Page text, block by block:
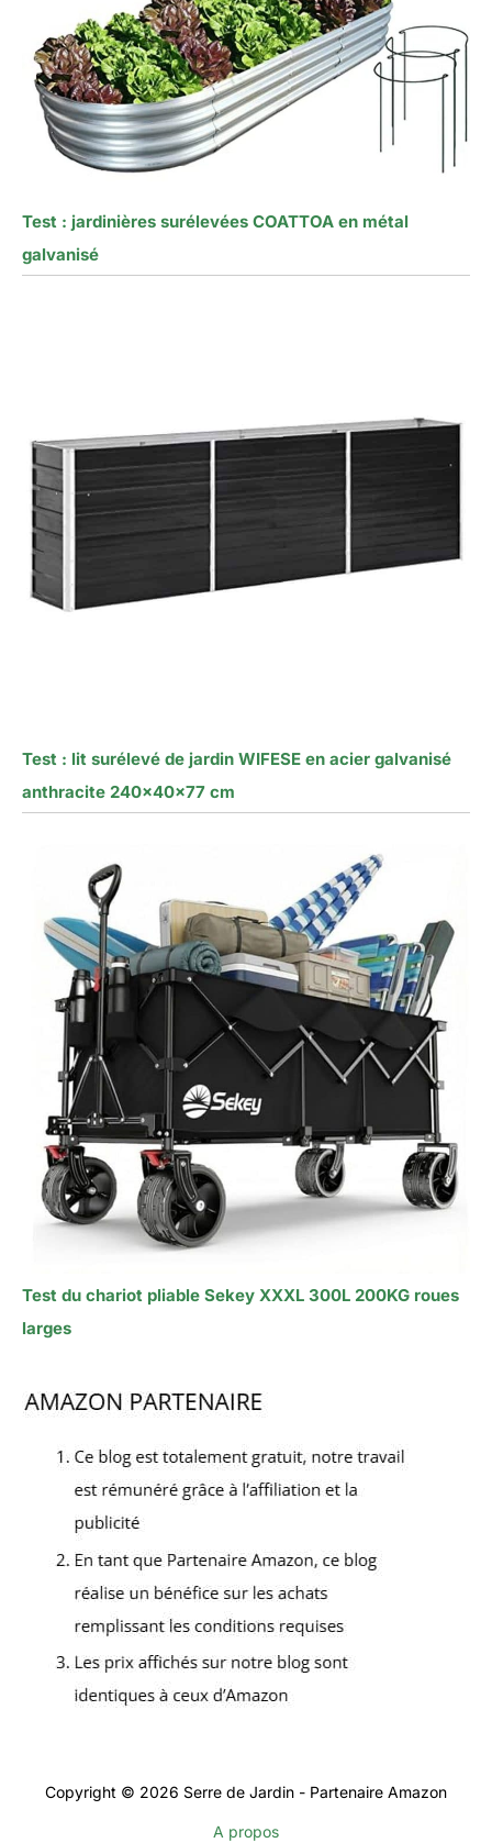
Test : jardinières surélevées COATTOA en métal
galvanisé
Test : lit surélevé de jardin WIFESE en acier galvanisé
anthracite 240x40x77 cm
Test du chariot pliable Sekey XXXL 300L 200KG roues
larges
Copyright © 2026 Serre de Jardin - Partenaire Amazon
A propos